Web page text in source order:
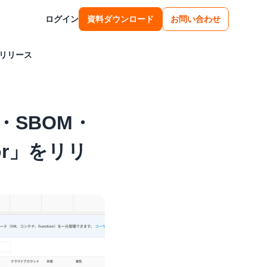
ログイン 資料ダウンロード お問い合わせ
リース
SBOM・
をリリ